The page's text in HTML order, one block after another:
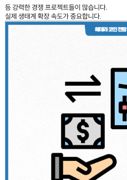
등 강력한 경쟁 프로젝트들이 많습니다.
실제 생태계 확장 속도가 중요합니다.